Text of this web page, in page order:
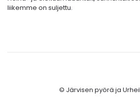
liikemme on suljettu.
© Järvisen pyörä ja